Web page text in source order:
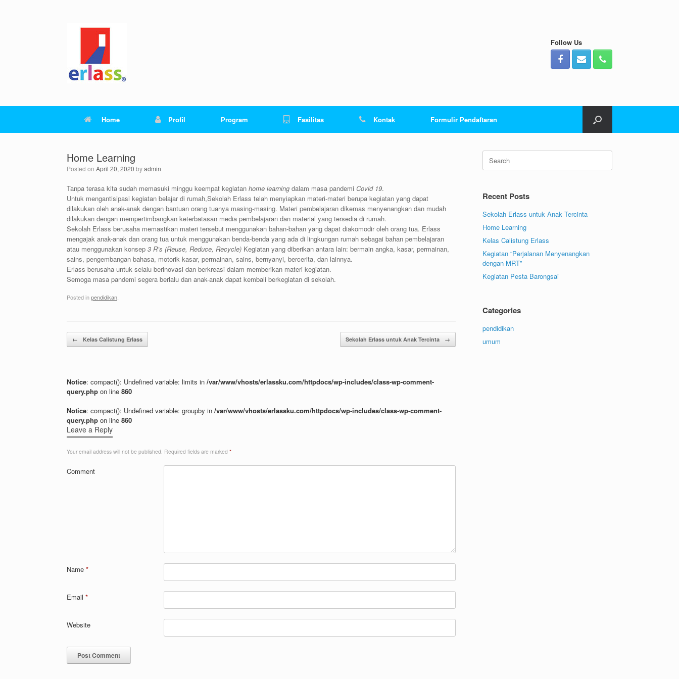
Follow Us
Home Profil Program Fasilitas Kontak Formulir Pendaftaran
Home Learning
Posted on April 20, 2020 byadmin
Tanpa terasa kita sudah memasuki minggu keempat kegiatan home learning dalam masa pandemi Covid 19.
Untuk mengantisipasi kegiatan belajar di rumah,Sekolah Erlass telah menyiapkan materi-materi berupa kegiatan yang dapat
dilakukan oleh anak-anak dengan bantuan orang tuanya masing-masing. Materi pembelajaran dikemas menyenangkan dan mudah
dilakukan dengan mempertimbangkan keterbatasan media pembelajaran dan material yang tersedia di rumah.
Sekolah Erlass berusaha memastikan materi tersebut menggunakan bahan-bahan yang dapat diakomodir oleh orang tua. Erlass
mengajak anak-anak dan orang tua untuk menggunakan benda-benda yang ada di lingkungan rumah sebagai bahan pembelajaran
atau menggunakan konsep 3 R’s (Reuse, Reduce, Recycle) Kegiatan yang diberikan antara lain: bermain angka, kasar, permainan,
sains, pengembangan bahasa, motorik kasar, permainan, sains, bernyanyi, bercerita, dan lainnya.
Erlass berusaha untuk selalu berinovasi dan berkreasi dalam memberikan materi kegiatan.
Semoga masa pandemi segera berlalu dan anak-anak dapat kembali berkegiatan di sekolah.
Posted inpendidikan
Post navigation
← Kelas Calistung Erlass Sekolah Erlass untuk Anak Tercinta →
Notice: compact(): Undefined variable: limits in /var/www/vhosts/erlassku.com/httpdocs/wp-includes/class-wp-comment-
query.php on line 860
Notice: compact(): Undefined variable: groupby in /var/www/vhosts/erlassku.com/httpdocs/wp-includes/class-wp-comment-
query.php on line 860
Leave a Reply
Your email address will not be published. Required fields are marked *
Comment
Name *
Email *
Website
for:
Recent Posts
Sekolah Erlass untuk Anak Tercinta
Home Learning
Kelas Calistung Erlass
Kegiatan “Perjalanan Menyenangkan
dengan MRT”
Kegiatan Pesta Barongsai
Categories
pendidikan
umum